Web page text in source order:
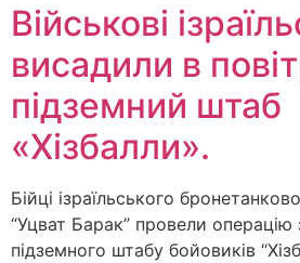
Військові
висадили в
підземний штаб
«Хізбалли».
Бійці ізраїльського
“Уцват Барак” провели операцію
підземного штабу бойовиків